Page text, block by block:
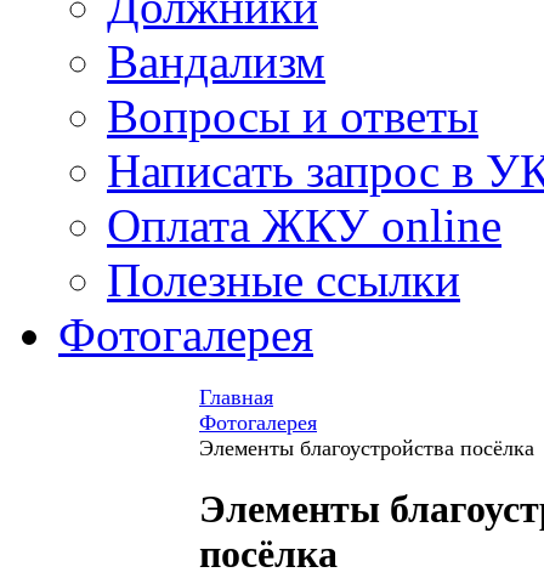
Вандализм
Вопросы и ответы
Написать запрос в
Оплата ЖКУ online
Полезные ссылки
Фотогалерея
Главная
Фотогалерея
Элементы благоустройства посёлка
Элементы
посёлка